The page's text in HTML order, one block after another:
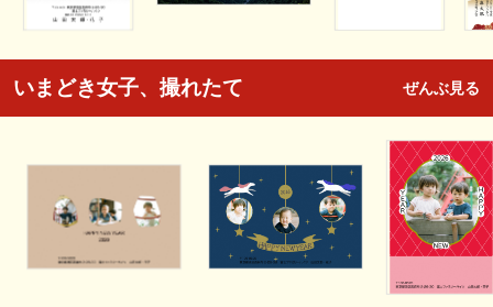
いまどき女子、撮れたて ぜんぶ見る